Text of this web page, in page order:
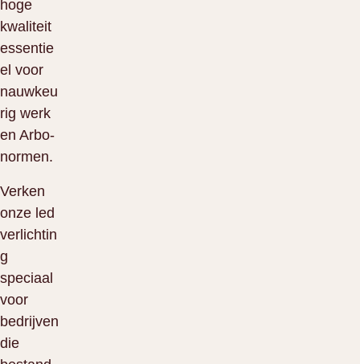
hoge
kwaliteit
essentie
el voor
nauwkeu
rig werk
en Arbo-
normen.
Verken
onze led
verlichtin
g
speciaal
voor
bedrijven
die